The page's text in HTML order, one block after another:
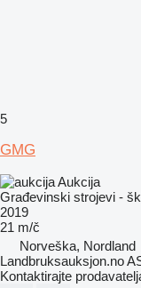
5
GMG
Aukcija
Građevinski strojevi -
2019
21 m/č
Norveška, Nordland
Landbruksauksjon.no
Kontaktirajte